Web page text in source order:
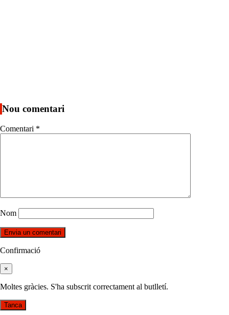
Nou comentari
Comentari *
Nom
Confirmació
×
Moltes gràcies. S'ha subscrit correctament al butlletí.
Tanca